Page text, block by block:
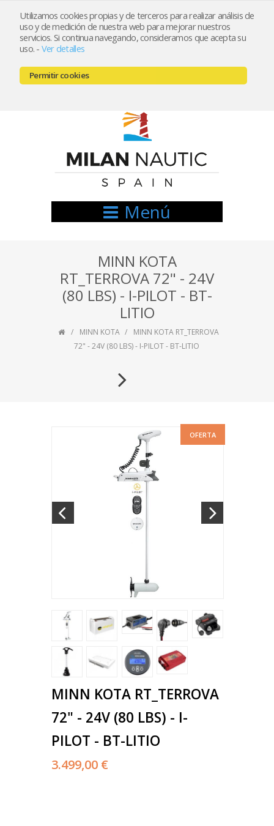
Utilizamos cookies propias y de terceros para realizar análisis de
uso y de medición de nuestra web para mejorar nuestros
servicios. Si continua navegando, consideramos que acepta su
uso. - Ver detalles
Permitir cookies
Registrarse Mi cuenta
666521122 // 654999333
Menú
MINN KOTA
RT_TERROVA 72" - 24V
(80 LBS) - I-PILOT - BT-
LITIO
MINN KOTA
MINN KOTA RT_TERROVA
72" - 24V (80 LBS) - I-PILOT - BT-LITIO
OFERTA
MINN KOTA RT_TERROVA
72" - 24V (80 LBS) - I-
PILOT - BT-LITIO
3.499,00 €